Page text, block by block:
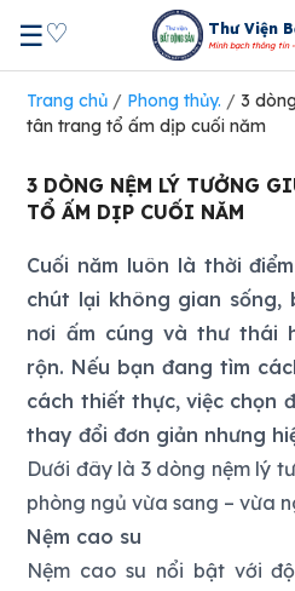
☰♡ Thư Viện
Minh bạch thông tin
Trang chủ / Phong thủy. /3
tân trang tổ ấm dịp cuối năm
3 DÒNG NỆM LÝ TƯỞNG
TỔ ẤM DỊP CUỐI NĂM
Cuối năm luôn là thời
chút lại không gian sống,
nơi ấm cúng và thư thái
rộn. Nếu bạn đang tìm
cách thiết thực, việc chọn
thay đổi đơn giản nhưng
Dưới đây là 3 dòng nệm lý
phòng ngủ vừa sang – vừa
Nệm cao su
Nệm cao su nổi bật với